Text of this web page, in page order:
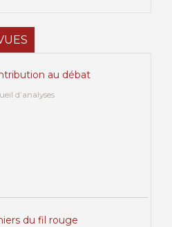
au débat
d’analyses
du fil rouge